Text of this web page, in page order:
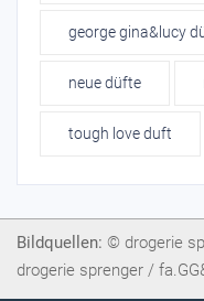
george gina&lucy
neue düfte
tough love duft
Bildquellen: © drogerie
drogerie sprenger /